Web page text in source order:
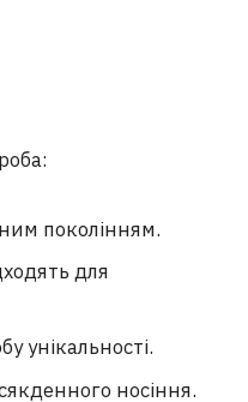
поколінням.
для
унікальності.
носіння.